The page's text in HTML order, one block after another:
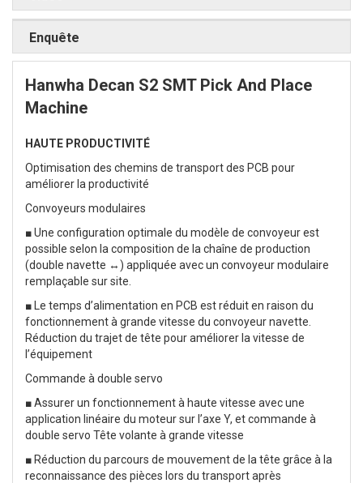
Enquête
Hanwha Decan S2 SMT Pick And Place
Machine
HAUTE PRODUCTIVITÉ
Optimisation des chemins de transport des PCB pour
améliorer la productivité
Convoyeurs modulaires
■ Une configuration optimale du modèle de convoyeur est
possible selon la composition de la chaîne de production
(double navette ↔) appliquée avec un convoyeur modulaire
remplaçable sur site.
■ Le temps d’alimentation en PCB est réduit en raison du
fonctionnement à grande vitesse du convoyeur navette.
Réduction du trajet de tête pour améliorer la vitesse de
l’équipement
Commande à double servo
■ Assurer un fonctionnement à haute vitesse avec une
application linéaire du moteur sur l’axe Y, et commande à
double servo Tête volante à grande vitesse
■ Réduction du parcours de mouvement de la tête grâce à la
reconnaissance des pièces lors du transport après